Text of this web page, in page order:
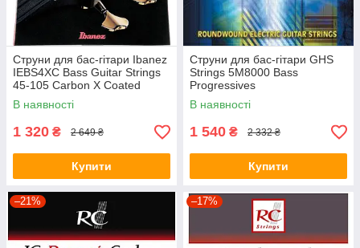
Струни для бас-гітари Ibanez
IEBS4XC Bass Guitar Strings
45-105 Carbon X Coated
В наявності
1 320 ₴ 2 649 ₴
Купити
Струни для бас-гітари GHS
Strings 5M8000 Bass
Progressives
В наявності
1 540 ₴ 2 332 ₴
Купити
–21% –17%